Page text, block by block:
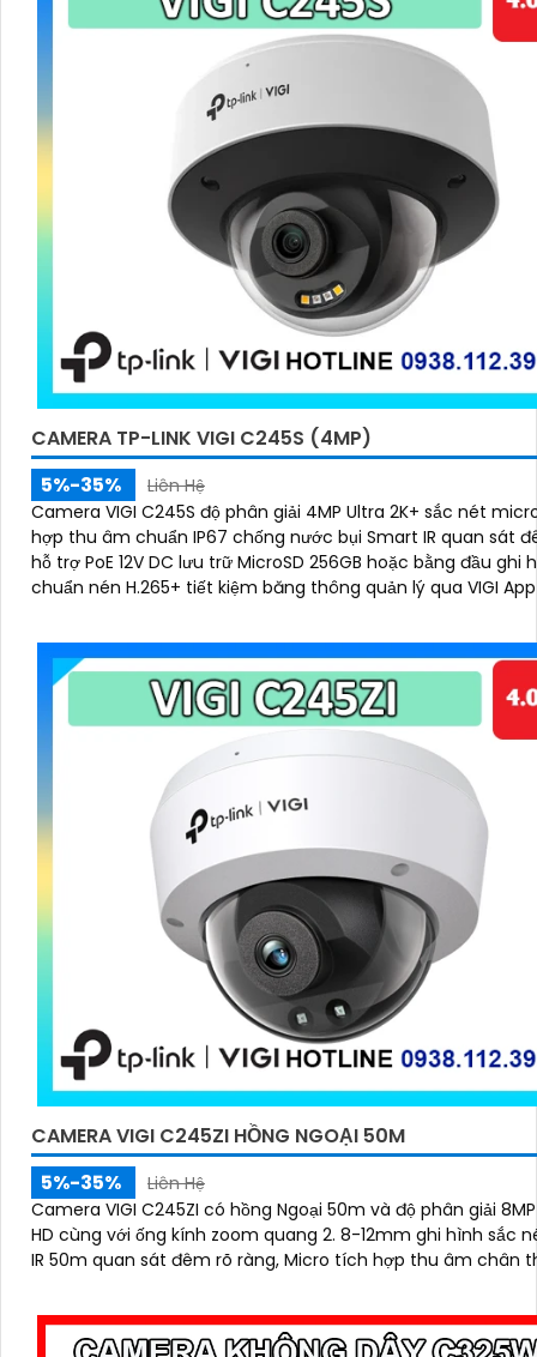
CAMERA TP-LINK VIGI C245S (4MP)
5%-35%
Liên Hệ
Camera VIGI C245S độ phân giải 4MP Ultra 2K+ sắc nét
hợp thu âm chuẩn IP67 chống nước bụi Smart IR quan sát
hỗ trợ PoE 12V DC lưu trữ MicroSD 256GB hoặc bằng đầu ghi hình
chuẩn nén H.265+ tiết kiệm băng thông quản lý qua VIGI App
CAMERA VIGI C245ZI HỒNG NGOẠI 50M
5%-35%
Liên Hệ
Camera VIGI C245ZI có hồng Ngoại 50m và độ phân giải
HD cùng với ống kính zoom quang 2. 8-12mm ghi hình sắc nét.
IR 50m quan sát đêm rõ ràng, Micro tích hợp thu âm chân